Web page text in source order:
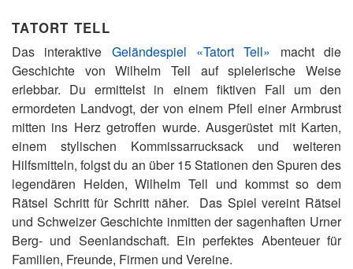
TATORT TELL
Das interaktive Geländespiel «Tatort Tell» macht die
Geschichte von Wilhelm Tell auf spielerische Weise
erlebbar. Du ermittelst in einem fiktiven Fall um den
ermordeten Landvogt, der von einem Pfeil einer Armbrust
mitten ins Herz getroffen wurde. Ausgerüstet mit Karten,
einem stylischen Kommissarrucksack und weiteren
Hilfsmitteln, folgst du an über 15 Stationen den Spuren des
legendären Helden, Wilhelm Tell und kommst so dem
Rätsel Schritt für Schritt näher. Das Spiel vereint Rätsel
und Schweizer Geschichte inmitten der sagenhaften Urner
Berg- und Seenlandschaft. Ein perfektes Abenteuer für
Familien, Freunde, Firmen und Vereine.